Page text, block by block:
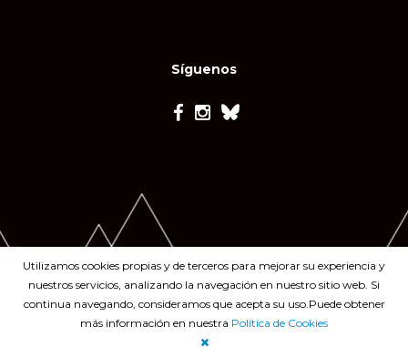
Utilizamos cookies propias y de terceros para mejorar su experiencia y
nuestros servicios, analizando la navegación en nuestro sitio web. Si
continua navegando, consideramos que acepta su uso.Puede obtener
más información en nuestra Política de Cookies
Síguenos